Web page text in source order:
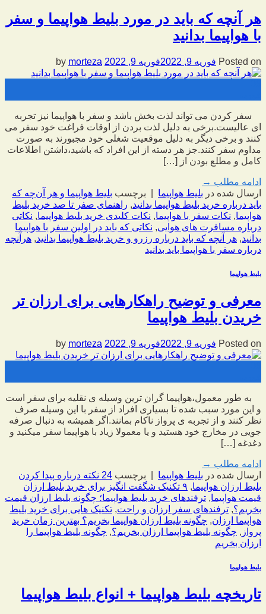
هر آنچه که باید در مورد بلیط هواپیما و سفر
با هواپیما بدانید
Posted on فوریه 9, 2022 فوریه 9, 2022 morteza
سفر کردن می تواند لذت بخش باشد و سفر با هواپیما نیز تجربه
ای عالیست.برخی به دلیل لذت بردن از اوقات فراغت خود سفر می
کنند و برخی دیگر به دلیل موقعیت شغلی خود مجبورند به صورت
مداوم سفر کنند.جز هر دسته از این افراد که باشید،داشتن اطلاعات
کامل و مطلع بودن از […]
ادامه مطلب →
ارسال شده در بلیط هواپیما برچسب بلیط هواپیما و هر آن‌چه که
باید درباره خرید بلیط هواپیما بدانید, راهنمای صفر تا صد خرید بلیط
هواپیما, نکات سفر با هواپیما, نکات کلیدی خرید بلیط هواپیما, نکاتی
درباره مسافرت های هوایی, نکاتی که باید در اولین سفر با هواپیما
بدانید, هر آنچه که باید درباره رزرو و خرید بلیط هواپیما بدانید, هرآنچه
درباره سفر با هواپیما باید بدانید
بلیط هواپیما
معرفی و توضیح راهکارهایی برای ارزان تر
خریدن بلیط هواپیما
Posted on فوریه 9, 2022 فوریه 9, 2022 morteza
به طور معمول،هواپیما گران ترین وسیله ی نقلیه برای سفر است
و این مورد سبب شده تا بسیاری افراد از سفر با این وسیله صرف
نظر کنند و از تجربه ی پرواز ناکام بمانند.اگر همیشه به دنبال صرفه
جویی در مخارج خود هستید و یا معمولا زیاد با هواپیما سفر میکنید و
دغدغه […]
ادامه مطلب →
ارسال شده در بلیط هواپیما برچسب
24 نکته درباره پیدا کردن
بلیط ارزان هواپیما,
۹ تکنیک شگفت انگیز برای خرید بلیط ارزان
قیمت هواپیما, ترفندهای خرید بلیط هواپیما؛ چگونه بلیط ارزان قیمت
بخریم؟, ترفندهای سفر ارزان و راحت, تکنیک هایی برای خرید بلیط
هواپیما ارزان, چگونه بلیط ارزان هواپیما بخریم؟ بهترین زمان خرید
پرواز , چگونه بلیط هواپیما ارزان بخریم؟, چگونه بلیط هواپیما را
ارزان بخریم
بلیط هواپیما
تاریخچه بلیط هواپیما + انواع بلیط هواپیما